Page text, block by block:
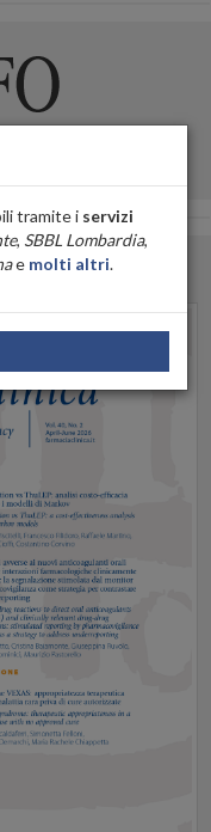
Ospedaliera e dei
tramite i servizi
, SBBL Lombardia,
e molti altri.